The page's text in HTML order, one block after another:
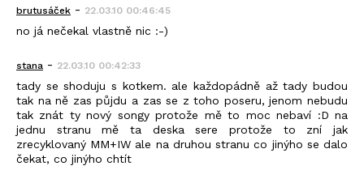
brutusáček - 22.03.10 00:46:45
no já nečekal vlastně nic :-)
stana - 22.03.10 00:42:33
tady se shoduju s kotkem. ale každopádně až tady budou
tak na ně zas půjdu a zas se z toho poseru, jenom nebudu
tak znát ty nový songy protože mě to moc nebaví :D na
jednu stranu mě ta deska sere protože to zní jak
zrecyklovaný MM+IW ale na druhou stranu co jinýho se dalo
čekat, co jinýho chtít